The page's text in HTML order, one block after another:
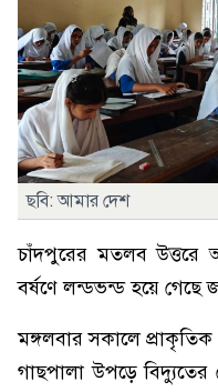
ছবি: আমার দেশ
চাঁদপুরের মতলব উত্তরে
বর্ষণে লন্ডভন্ড হয়ে গেছে
মঙ্গলবার সকালে প্রাকৃতিক
গাছপালা উপড়ে বিদ্যুতের